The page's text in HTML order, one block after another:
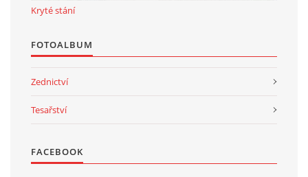
Kryté stání
FOTOALBUM
Zednictví
Tesařství
FACEBOOK